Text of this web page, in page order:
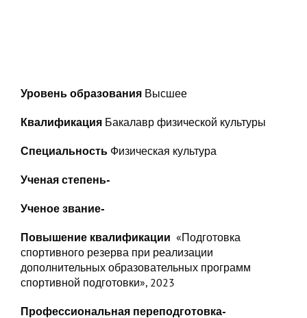
Уровень образования Высшее
Квалификация Бакалавр физической культуры
Специальность Физическая культура
Ученая степень-
Ученое звание-
Повышение квалификации «Подготовка
спортивного резерва при реализации
дополнительных образовательных программ
спортивной подготовки», 2023
Профессиональная переподготовка-